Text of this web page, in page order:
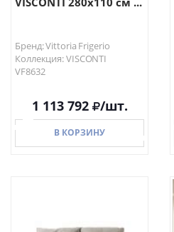
Бренд: Vittoria Frigerio
Коллекция: VISCONTI
VF8632
1 113 792 /шт.
В КОРЗИНУ